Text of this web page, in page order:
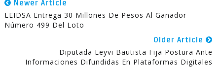
Newer Article
LEIDSA Entrega 30 Millones De Pesos Al Ganador
Número 499 Del Loto
Older Article
Diputada Leyvi Bautista Fija Postura Ante
Informaciones Difundidas En Plataformas Digitales